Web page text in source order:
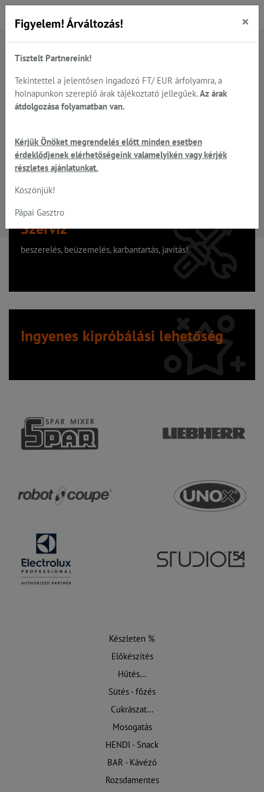
A keresett oldal nem található
Hiba, a keresett oldal nem található!
Szervíz
beszerelés, beüzemelés, karbantartás, javítás!
Ingyenes kipróbálási lehetőség
Készleten %
Előkészítés
Hűtés...
Sütés - főzés
Cukrászat...
Mosogatás
HENDI - Snack
BAR - Kávézó
Rozsdamentes
Figyelem! Árváltozás! ×
Tisztelt Partnereink!
Tekintettel a jelentősen ingadozó FT/ EUR árfolyamra, a
holnapunkon szereplő árak tájékoztató jellegűek. Az árak
átdolgozása folyamatban van.
Kérjük Önöket megrendelés előtt minden esetben
érdeklődjenek elérhetőségeink valamelyikén vagy kérjék
részletes ajánlatunkat.
Köszönjük!
Pápai Gasztro